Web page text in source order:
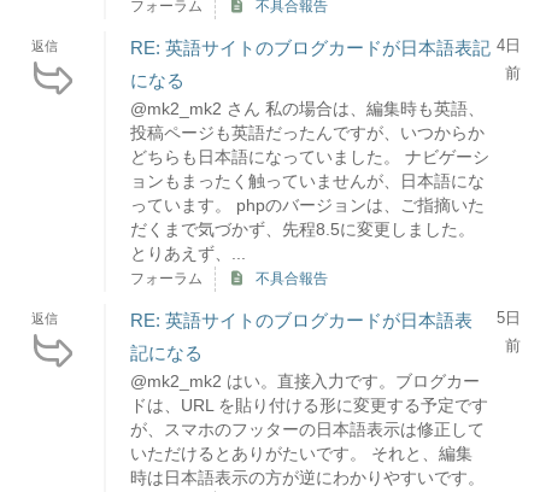
フォーラム 不具合報告
返信
RE: 英語サイトのブログカードが日本語表記
になる
@mk2_mk2 さん 私の場合は、編集時も英語、
投稿ページも英語だったんですが、いつからか
どちらも日本語になっていました。 ナビゲーシ
ョンもまったく触っていませんが、日本語にな
っています。 phpのバージョンは、ご指摘いた
だくまで気づかず、先程8.5に変更しました。
とりあえず、...
4日
前
フォーラム 不具合報告
返信
RE: 英語サイトのブログカードが日本語表
記になる
@mk2_mk2 はい。直接入力です。ブログカー
ドは、URL を貼り付ける形に変更する予定です
が、スマホのフッターの日本語表示は修正して
いただけるとありがたいです。 それと、編集
時は日本語表示の方が逆にわかりやすいです。
5日
前